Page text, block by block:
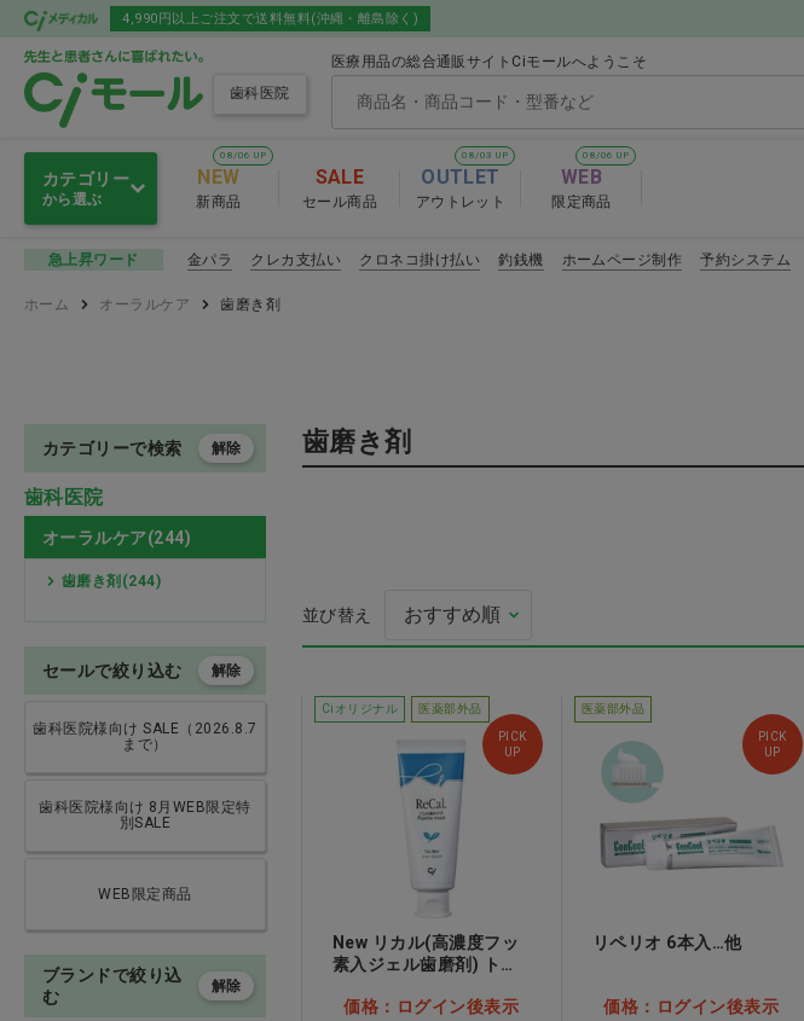
4,990円以上ご注文で送料無料(沖縄・離島除く)
歯科医院
医療用品の総合通販サイトCiモールへようこそ
カテゴリー
から選ぶ
オーラルケア
グローブ・マスク・ゴーグル
感染予防
セメント・練板紙・裏層材・
印象材・ミキシングチップ・
石膏・咬合器・ワックス
注射針・エンド用品
波洗浄器
技工関連・研磨・マウスガー
オーラルケア
CiベーシックN ふつう
M ブルー50本
価格：ログイン後表示
リセラルル 袋入 フラッ
トM(ふつう)
価格：ログイン後表示
08/06 UP
NEW
新商品
SALE
セール商品
08/03 UP
OUTLET
アウトレット
08/06 UP
WEB
限定商品
急上昇ワード 金パラ クレカ支払い クロネコ掛け払い 釣銭機 ホームページ制作 予約システム
ホーム オーラルケア 歯磨き剤
歯磨き剤
並び替え
PICK
UP
Ciオリジナル 医薬部外品
New リカル(高濃度フッ
素入ジェル歯磨剤) トゥ
価格：ログイン後表示
PICK
UP
医薬部外品
リペリオ 6本入…他
価格：ログイン後表示
カテゴリーで検索 解除
歯科医院
オーラルケア(244)
歯磨き剤(244)
セールで絞り込む 解除
歯科医院様向け SALE（2026.8.7
まで）
歯科医院様向け 8月WEB限定特
別SALE
WEB限定商品
ブランドで絞り込
む
解除